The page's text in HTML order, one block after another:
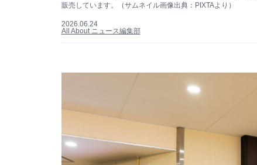
販売しています。（サムネイル画像出典：PIXTAより）
2026.06.24
All About ニュース編集部